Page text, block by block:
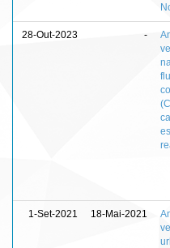
28-Out-2023 -
1-Set-2021 18-Mai-2021